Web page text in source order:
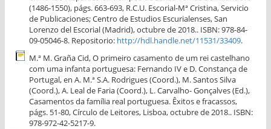
(1486-1550), págs. 663-693, R.C.U. Escorial-Mª Cristina, Servicio
de Publicaciones; Centro de Estudios Escurialenses, San
Lorenzo del Escorial (Madrid), octubre de 2018.. ISBN: 978-84-
09-05046-8. Repositorio: http://hdl.handle.net/11531/33409.
M.ª M. Graña Cid, O primeiro casamento de um rei castelhano
com uma infanta portuguesa: Fernando IV e D. Constança de
Portugal, en A. M.ª S.A. Rodrigues (Coord.), M. Santos Silva
(Coord.), A. Leal de Faria (Coord.), L. Carvalho- Gonçalves (Ed.),
Casamentos da família real portuguesa. Êxitos e fracassos,
págs. 51-80, Círculo de Leitores, Lisboa, octubre de 2018.. ISBN:
978-972-42-5217-9.